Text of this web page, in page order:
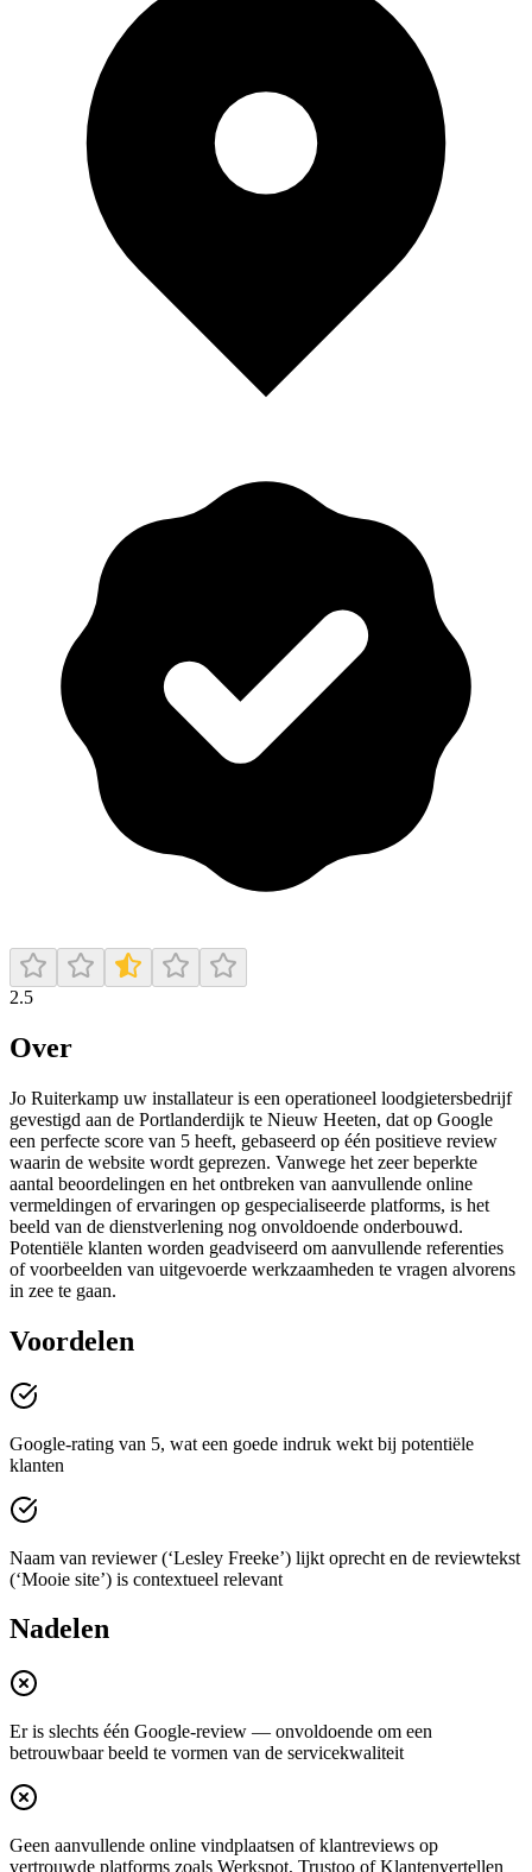
2.5
Over
Jo Ruiterkamp uw installateur is een operationeel loodgietersbedrijf
gevestigd aan de Portlanderdijk te Nieuw Heeten, dat op Google
een perfecte score van 5 heeft, gebaseerd op één positieve review
waarin de website wordt geprezen. Vanwege het zeer beperkte
aantal beoordelingen en het ontbreken van aanvullende online
vermeldingen of ervaringen op gespecialiseerde platforms, is het
beeld van de dienstverlening nog onvoldoende onderbouwd.
Potentiële klanten worden geadviseerd om aanvullende referenties
of voorbeelden van uitgevoerde werkzaamheden te vragen alvorens
in zee te gaan.
Voordelen
Google-rating van 5, wat een goede indruk wekt bij potentiële
klanten
Naam van reviewer (‘Lesley Freeke’) lijkt oprecht en de reviewtekst
(‘Mooie site’) is contextueel relevant
Nadelen
Er is slechts één Google-review — onvoldoende om een
betrouwbaar beeld te vormen van de servicekwaliteit
Geen aanvullende online vindplaatsen of klantreviews op
vertrouwde platforms zoals Werkspot, Trustoo of Klantenvertellen